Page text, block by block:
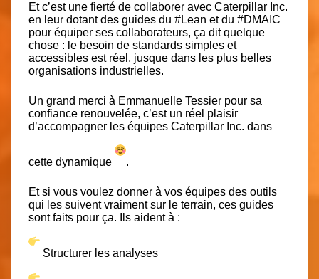
Et c’est une fierté de collaborer avec Caterpillar Inc.
en leur dotant des guides du #Lean et du #DMAIC
pour équiper ses collaborateurs, ça dit quelque
chose : le besoin de standards simples et
accessibles est réel, jusque dans les plus belles
organisations industrielles.
Un grand merci à Emmanuelle Tessier pour sa
confiance renouvelée, c’est un réel plaisir
d’accompagner les équipes Caterpillar Inc. dans
cette dynamique .
Et si vous voulez donner à vos équipes des outils
qui les suivent vraiment sur le terrain, ces guides
sont faits pour ça. Ils aident à :
Structurer les analyses